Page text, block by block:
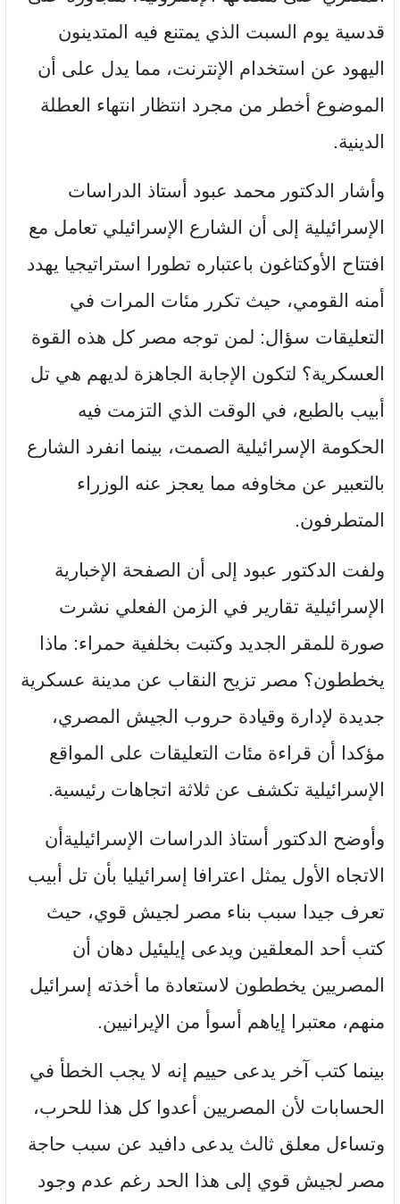
قدسية يوم السبت الذي يمتنع فيه المتدينون
اليهود عن استخدام الإنترنت، مما يدل على أن
الموضوع أخطر من مجرد انتظار انتهاء العطلة
الدينية.
وأشار الدكتور محمد عبود أستاذ الدراسات
الإسرائيلية إلى أن الشارع الإسرائيلي تعامل مع
افتتاح الأوكتاغون باعتباره تطورا استراتيجيا يهدد
أمنه القومي، حيث تكرر مئات المرات في
التعليقات سؤال: لمن توجه مصر كل هذه القوة
العسكرية؟ لتكون الإجابة الجاهزة لديهم هي تل
أبيب بالطبع، في الوقت الذي التزمت فيه
الحكومة الإسرائيلية الصمت، بينما انفرد الشارع
بالتعبير عن مخاوفه مما يعجز عنه الوزراء
المتطرفون.
ولفت الدكتور عبود إلى أن الصفحة الإخبارية
الإسرائيلية تقارير في الزمن الفعلي نشرت
صورة للمقر الجديد وكتبت بخلفية حمراء: ماذا
يخططون؟ مصر تزيح النقاب عن مدينة عسكرية
جديدة لإدارة وقيادة حروب الجيش المصري،
مؤكدا أن قراءة مئات التعليقات على المواقع
الإسرائيلية تكشف عن ثلاثة اتجاهات رئيسية.
وأوضح الدكتور أستاذ الدراسات الإسرائيليةأن
الاتجاه الأول يمثل اعترافا إسرائيليا بأن تل أبيب
تعرف جيدا سبب بناء مصر لجيش قوي، حيث
كتب أحد المعلقين ويدعى إيليئيل دهان أن
المصريين يخططون لاستعادة ما أخذته إسرائيل
منهم، معتبرا إياهم أسوأ من الإيرانيين.
بينما كتب آخر يدعى حييم إنه لا يجب الخطأ في
الحسابات لأن المصريين أعدوا كل هذا للحرب،
وتساءل معلق ثالث يدعى دافيد عن سبب حاجة
مصر لجيش قوي إلى هذا الحد رغم عدم وجود